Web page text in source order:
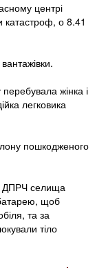
центрі
катастроф, о 8.41
жінка і
легковика
пошкодженого
ДПРЧ селища
щоб
та за
тіло